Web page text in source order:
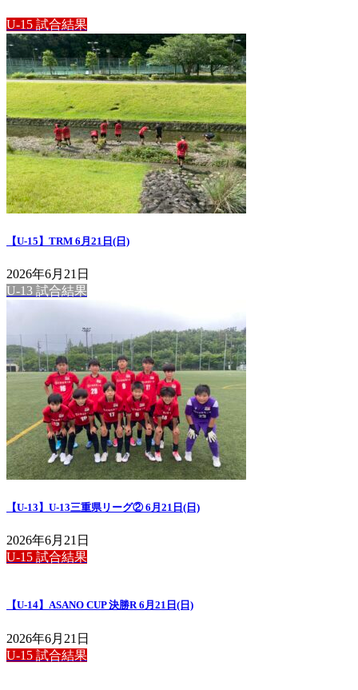
U-15 試合結果
【U-15】TRM 6月21日(日)
2026年6月21日
U-13 試合結果
【U-13】U-13三重県リーグ② 6月21日(日)
2026年6月21日
U-15 試合結果
【U-14】ASANO CUP 決勝R 6月21日(日)
2026年6月21日
U-15 試合結果